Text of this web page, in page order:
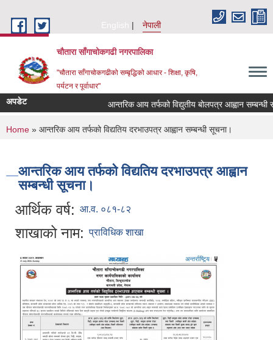
English
नेपाली
चौतारा साँगाचोकगढी नगरपालिका
"चौतारा साँगाचोकगढीको सम्बृद्धिको आधार - शिक्षा, कृषि,
पर्यटन र पूर्वाधार"
अपडेट आन्तरिक आय तर्फको विद्युतीय बोलपत्र आह्वान सम्बन्धी
You are here
Home » आन्तरिक आय तर्फको विद्यतिय दरभाउपत्र आह्वान सम्बन्धी सूचना।
आन्तरिक आय तर्फको विद्यतिय दरभाउपत्र आह्वान
सम्बन्धी सूचना।
आर्थिक वर्ष: आ.व. ०८१-८२
शाखाको नाम: प्राविधिक शाखा